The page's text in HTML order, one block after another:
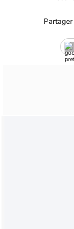
Partager